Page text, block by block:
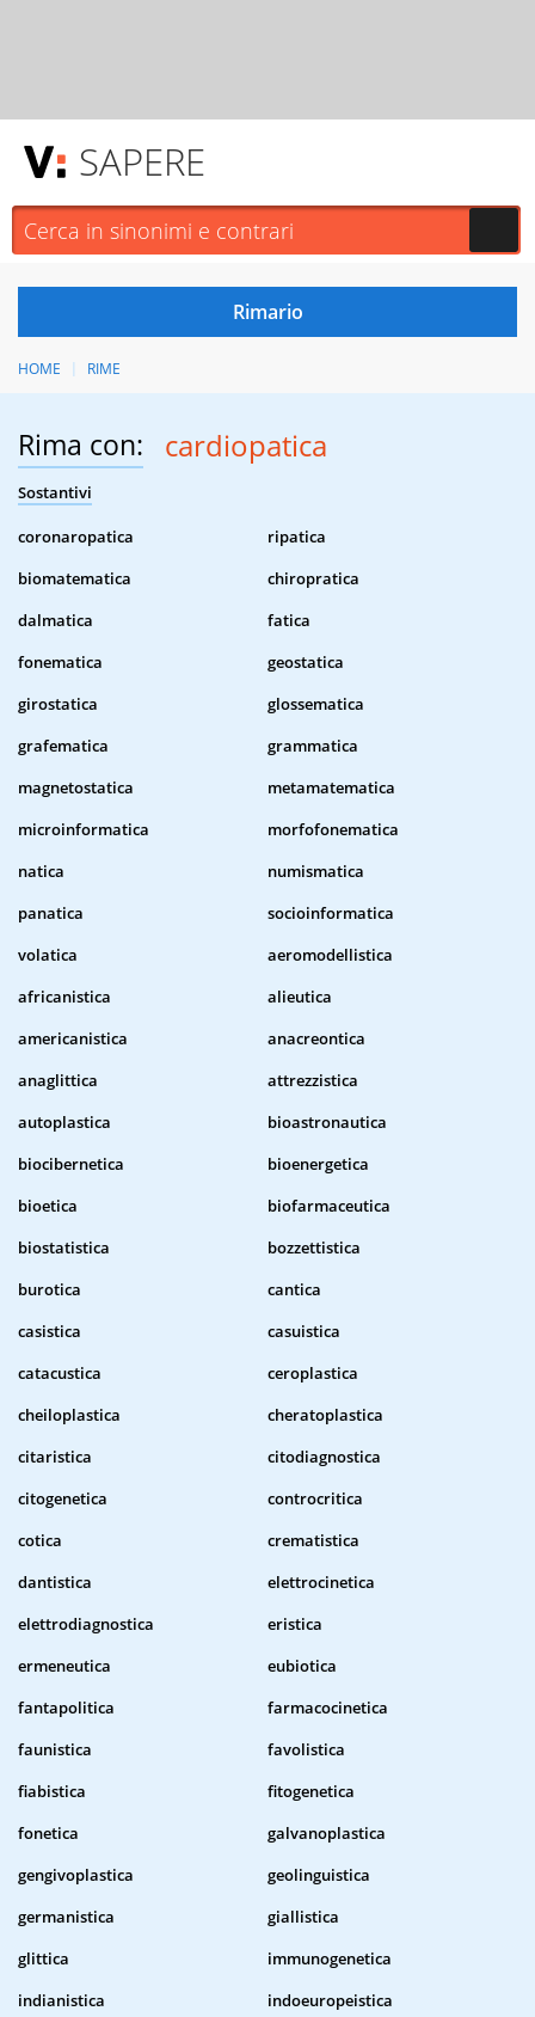
SAPERE
HOME RIME
Rima con: cardiopatica
Sostantivi
coronaropatica
ripatica
biomatematica
chiropratica
dalmatica
fatica
fonematica
geostatica
girostatica
glossematica
grafematica
grammatica
magnetostatica
metamatematica
microinformatica
morfofonematica
natica
numismatica
panatica
socioinformatica
volatica
aeromodellistica
africanistica
alieutica
americanistica
anacreontica
anaglittica
attrezzistica
autoplastica
bioastronautica
biocibernetica
bioenergetica
bioetica
biofarmaceutica
biostatistica
bozzettistica
burotica
cantica
casistica
casuistica
catacustica
ceroplastica
cheiloplastica
cheratoplastica
citaristica
citodiagnostica
citogenetica
controcritica
cotica
crematistica
dantistica
elettrocinetica
elettrodiagnostica
eristica
ermeneutica
eubiotica
fantapolitica
farmacocinetica
faunistica
favolistica
fiabistica
fitogenetica
fonetica
galvanoplastica
gengivoplastica
geolinguistica
germanistica
giallistica
glittica
immunogenetica
indianistica
indoeuropeistica